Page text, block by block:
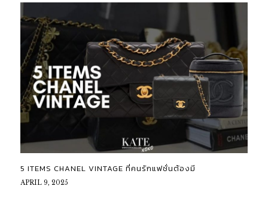
5 ITEMS CHANEL VINTAGE ที่คนรักแฟชั่นต้องมี
APRIL 9, 2025